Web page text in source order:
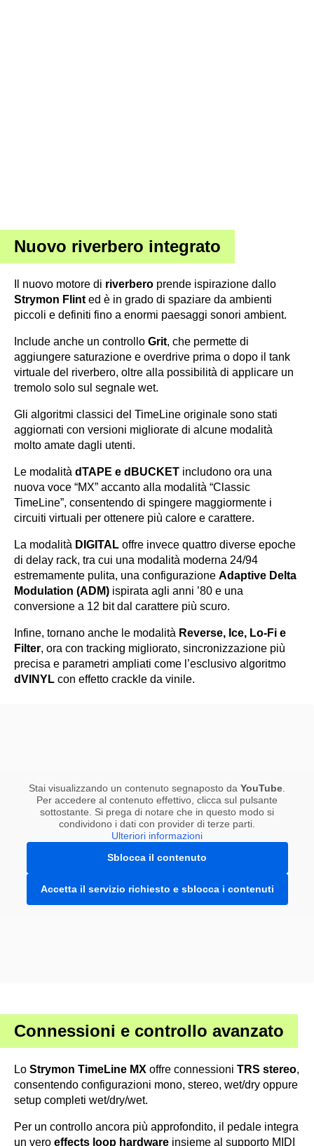
Nuovo riverbero integrato
Il nuovo motore di riverbero prende ispirazione dallo
Strymon Flinted è in grado di spaziare da ambienti
piccoli e definiti fino a enormi paesaggi sonori ambient.
Include anche un controllo Grit, che permette di
aggiungere saturazione e overdrive prima o dopo il tank
virtuale del riverbero, oltre alla possibilità di applicare un
tremolo solo sul segnale wet.
Gli algoritmi classici del TimeLine originale sono stati
aggiornati con versioni migliorate di alcune modalità
molto amate dagli utenti.
Le modalità dTAPE e dBUCKET includono ora una
nuova voce “MX” accanto alla modalità “Classic
TimeLine”, consentendo di spingere maggiormente i
circuiti virtuali per ottenere più calore e carattere.
La modalità DIGITAL offre invece quattro diverse epoche
di delay rack, tra cui una modalità moderna 24/94
estremamente pulita, una configurazione Adaptive Delta
Modulation (ADM) ispirata agli anni ’80 e una
conversione a 12 bit dal carattere più scuro.
Infine, tornano anche le modalità Reverse, Ice, Lo-Fi e
Filter, ora con tracking migliorato, sincronizzazione più
precisa e parametri ampliati come l’esclusivo algoritmo
dVINYL con effetto crackle da vinile.
Stai visualizzando un contenuto segnaposto da YouTube.
Per accedere al contenuto effettivo, clicca sul pulsante
sottostante. Si prega di notare che in questo modo si
condividono i dati con provider di terze parti.
Ulteriori informazioni
Sblocca il contenuto
Accetta il servizio richiesto e sblocca i contenuti
Connessioni e controllo avanzato
Lo Strymon TimeLine MX offre connessioni TRS stereo,
consentendo configurazioni mono, stereo, wet/dry oppure
setup completi wet/dry/wet.
Per un controllo ancora più approfondito, il pedale integra
un vero effects loop hardware insieme al supporto MIDI